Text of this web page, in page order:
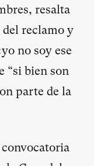
resalta
reclamo y
no soy ese
“si bien son
parte de la